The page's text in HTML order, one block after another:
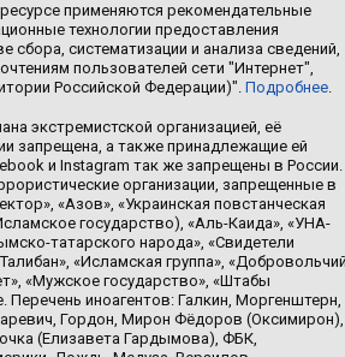
применяются рекомендательные
технологии предоставления
сбора, систематизации и анализа сведений,
пользователей сети "Интернет",
Российской Федерации)". Подробнее.
экстремистской организацией, её
запрещена, а также принадлежащие ей
и Instagram так же запрещены в России.
организации, запрещенные в
«Азов», «Украинская повстанческая
государство), «Аль-Каида», «УНА-
татарского народа», «Свидетели
«Исламская группа»,
«Мужское государство», «Штабы
Перечень иноагентов: Галкин, Моргенштерн,
Гордон, Мирон Фёдоров (Оксимирон),
(Елизавета Гардымова), ФБК,